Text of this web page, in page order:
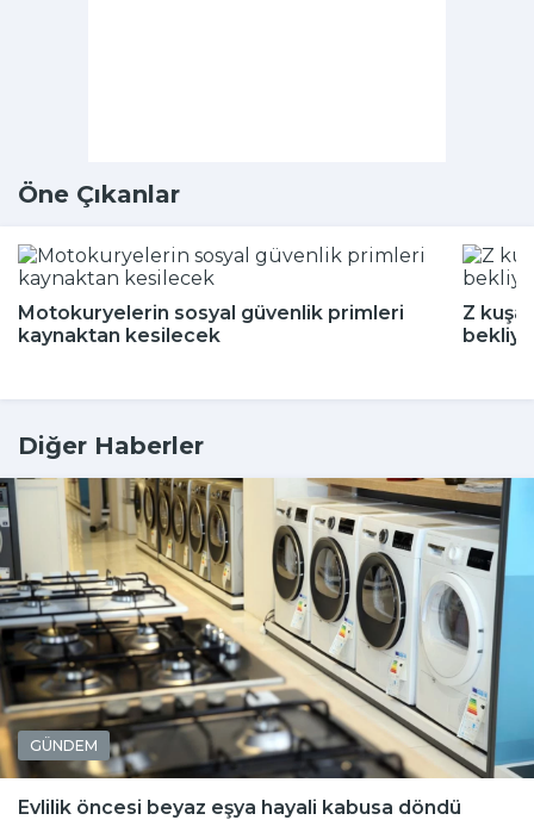
Öne Çıkanlar
Motokuryelerin sosyal güvenlik primleri
kaynaktan kesilecek
Z
Diğer Haberler
GÜNDEM
Evlilik öncesi beyaz eşya hayali kabusa döndü